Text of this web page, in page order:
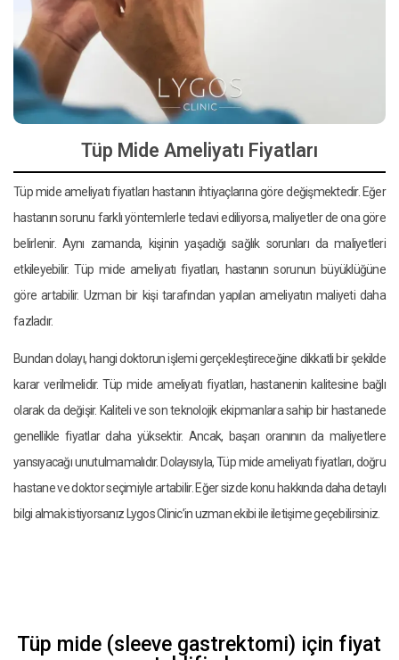
Tüp Mide Ameliyatı Fiyatları
Tüp mide ameliyatı fiyatları hastanın ihtiyaçlarına göre değişmektedir. Eğer
hastanın sorunu farklı yöntemlerle tedavi ediliyorsa, maliyetler de ona göre
belirlenir. Aynı zamanda, kişinin yaşadığı sağlık sorunları da maliyetleri
etkileyebilir. Tüp mide ameliyatı fiyatları, hastanın sorunun büyüklüğüne
göre artabilir. Uzman bir kişi tarafından yapılan ameliyatın maliyeti daha
fazladır.
Bundan dolayı, hangi doktorun işlemi gerçekleştireceğine dikkatli bir şekilde
karar verilmelidir. Tüp mide ameliyatı fiyatları, hastanenin kalitesine bağlı
olarak da değişir. Kaliteli ve son teknolojik ekipmanlara sahip bir hastanede
genellikle fiyatlar daha yüksektir. Ancak, başarı oranının da maliyetlere
yansıyacağı unutulmamalıdır. Dolayısıyla, Tüp mide ameliyatı fiyatları, doğru
hastane ve doktor seçimiyle artabilir. Eğer sizde konu hakkında daha detaylı
bilgi almak istiyorsanız Lygos Clinic’in uzman ekibi ile iletişime geçebilirsiniz.
Tüp mide (sleeve gastrektomi) için fiyat